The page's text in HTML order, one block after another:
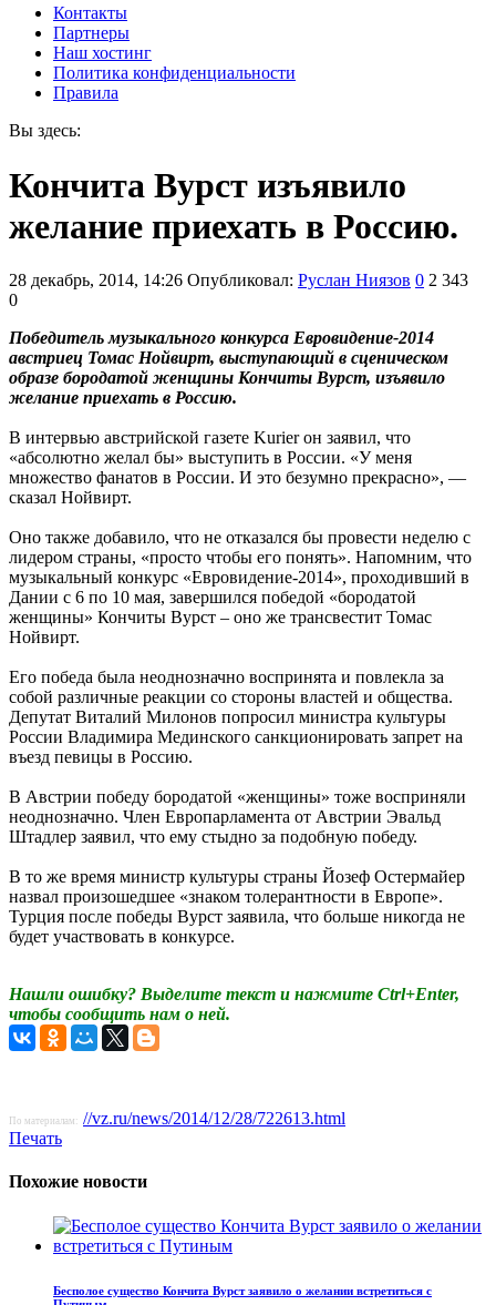
Контакты
Партнеры
Наш хостинг
Политика конфиденциальности
Правила
Вы здесь:
Кончита Вурст изъявило
желание приехать в Россию.
28 декабрь, 2014, 14:26 Опубликовал: Руслан Ниязов 0 2 343
0
Победитель музыкального конкурса Евровидение-2014
австриец Томас Нойвирт, выступающий в сценическом
образе бородатой женщины Кончиты Вурст, изъявило
желание приехать в Россию.
В интервью австрийской газете Kurier он заявил, что
«абсолютно желал бы» выступить в России. «У меня
множество фанатов в России. И это безумно прекрасно», —
сказал Нойвирт.
Оно также добавило, что не отказался бы провести неделю с
лидером страны, «просто чтобы его понять». Напомним, что
музыкальный конкурс «Евровидение-2014», проходивший в
Дании с 6 по 10 мая, завершился победой «бородатой
женщины» Кончиты Вурст – оно же трансвестит Томас
Нойвирт.
Его победа была неоднозначно воспринята и повлекла за
собой различные реакции со стороны властей и общества.
Депутат Виталий Милонов попросил министра культуры
России Владимира Мединского санкционировать запрет на
въезд певицы в Россию.
В Австрии победу бородатой «женщины» тоже восприняли
неоднозначно. Член Европарламента от Австрии Эвальд
Штадлер заявил, что ему стыдно за подобную победу.
В то же время министр культуры страны Йозеф Остермайер
назвал произошедшее «знаком толерантности в Европе».
Турция после победы Вурст заявила, что больше никогда не
будет участвовать в конкурсе.
Нашли ошибку? Выделите текст и нажмите Ctrl+Enter,
чтобы сообщить нам о ней.
По материалам: //vz.ru/news/2014/12/28/722613.html
Печать
Похожие новости
Бесполое существо Кончита Вурст заявило о желании встретиться с